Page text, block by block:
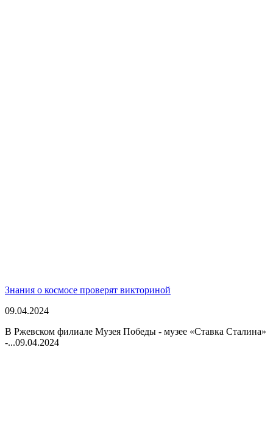
Знания о космосе проверят викториной
09.04.2024
В Ржевском филиале Музея Победы - музее «Ставка Сталина»
-...09.04.2024